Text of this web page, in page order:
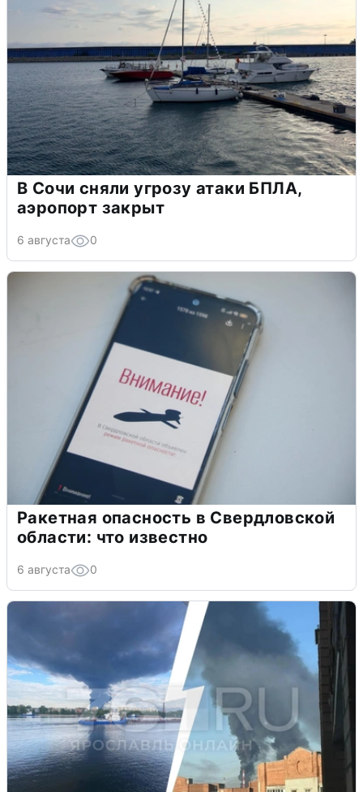
В Сочи сняли угрозу атаки БПЛА,
аэропорт закрыт
6 августа 0
Ракетная опасность в Свердловской
области: что известно
6 августа 0